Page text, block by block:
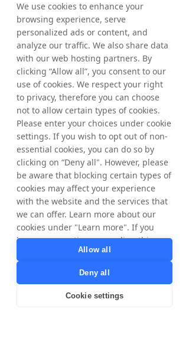
We use cookies to enhance your
browsing experience, serve
personalized ads or content, and
analyze our traffic. We also share data
with our web hosting partners. By
clicking “Allow all”, you consent to our
use of cookies. We respect your right
to privacy, therefore you can choose
not to allow certain types of cookies.
Please enter your choices under cookie
settings. If you wish to opt out of non-
essential cookies, you can do so by
clicking on “Deny all". However, please
be aware that blocking certain types of
cookies may affect your experience
with the website and the services that
we can offer. Learn more about our
cookies under "Learn more". If you
have any questions regarding this,
privacy@tradedoubler.com
dpo@tradedoubler.com
read more about our data processing
Allow all
Deny all
Cookie settings